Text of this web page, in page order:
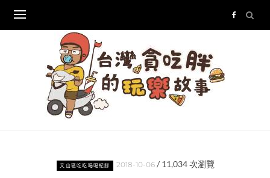
content
文山區吃吃喝喝紀錄 2018-10-06 / 11,034次瀏覽